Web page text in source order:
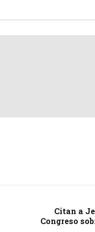
Citan a
Congreso